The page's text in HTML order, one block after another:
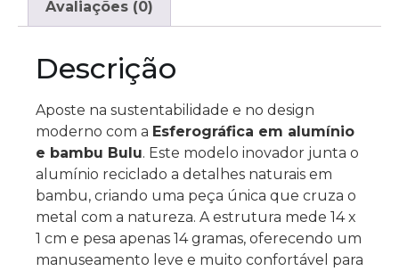
Avaliações (0)
Descrição
Aposte na sustentabilidade e no design
moderno com a Esferográfica em alumínio
e bambu Bulu. Este modelo inovador junta o
alumínio reciclado a detalhes naturais em
bambu, criando uma peça única que cruza o
metal com a natureza. A estrutura mede 14 x
1 cm e pesa apenas 14 gramas, oferecendo um
manuseamento leve e muito confortável para